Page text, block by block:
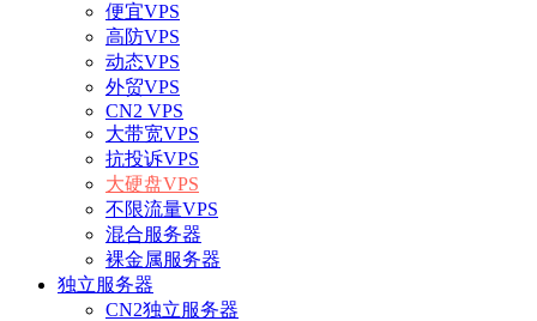
便宜VPS
高防VPS
动态VPS
外贸VPS
CN2 VPS
大带宽VPS
抗投诉VPS
大硬盘VPS
不限流量VPS
混合服务器
裸金属服务器
独立服务器
CN2独立服务器